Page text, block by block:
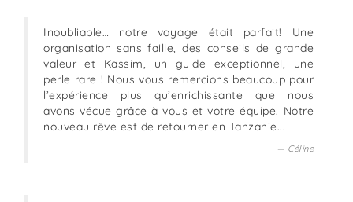
Inoubliable… notre voyage était parfait! Une
organisation sans faille, des conseils de grande
valeur et Kassim, un guide exceptionnel, une
perle rare ! Nous vous remercions beaucoup pour
l’expérience plus qu’enrichissante que nous
avons vécue grâce à vous et votre équipe. Notre
nouveau rêve est de retourner en Tanzanie...
Céline